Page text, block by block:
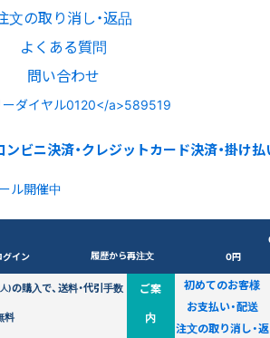
文の取り消し・返品
よくある質問
問い合わせ
ル開催中
グイン 履歴から再注文
0円
)の購入で、送料・代引手数
料
ご案
内
初めてのお客様
お支払い・配送
注文の取り消し・返